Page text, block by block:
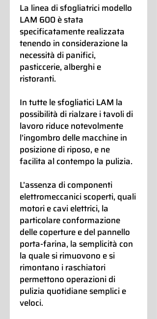
La linea di sfogliatrici modello
LAM 600 è stata
specificatamente realizzata
tenendo in considerazione la
necessità di panifici,
pasticcerie, alberghi e
ristoranti.
In tutte le sfogliatici LAM la
possibilità di rialzare i tavoli di
lavoro riduce notevolmente
l’ingombro delle macchine in
posizione di riposo, e ne
facilita al contempo la pulizia.
L’assenza di componenti
elettromeccanici scoperti, quali
motori e cavi elettrici, la
particolare conformazione
delle coperture e del pannello
porta-farina, la semplicità con
la quale si rimuovono e si
rimontano i raschiatori
permettono operazioni di
pulizia quotidiane semplici e
veloci.